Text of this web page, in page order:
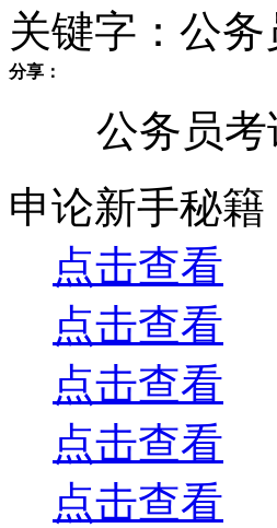
关键字：公
分享：
公务员考
申论新手秘籍
点击查看
点击查看
点击查看
点击查看
点击查看